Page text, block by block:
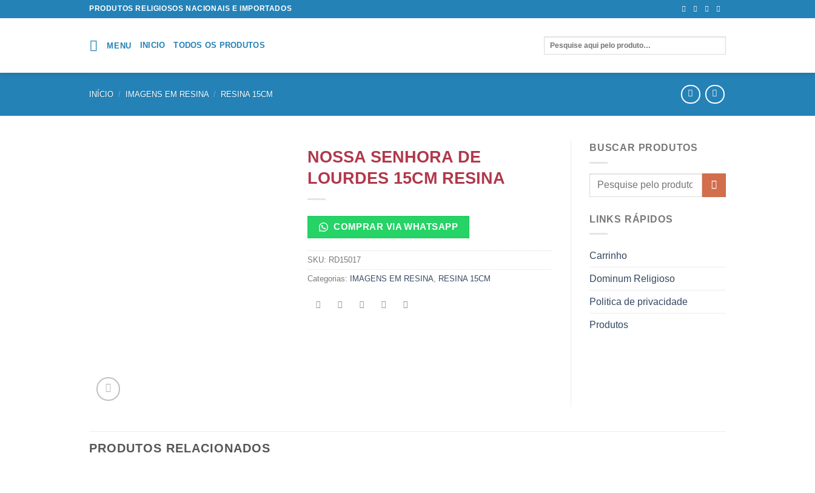
PRODUTOS RELIGIOSOS NACIONAIS E IMPORTADOS
MENU INICIO TODOS OS PRODUTOS
INÍCIO / IMAGENS EM RESINA / RESINA 15CM
NOSSA SENHORA DE
LOURDES 15CM RESINA
COMPRAR VIA WHATSAPP
SKU: RD15017
Categorias: IMAGENS EM RESINA, RESINA 15CM
BUSCAR PRODUTOS
LINKS RÁPIDOS
Carrinho
Dominum Religioso
Politica de privacidade
Produtos
PRODUTOS RELACIONADOS